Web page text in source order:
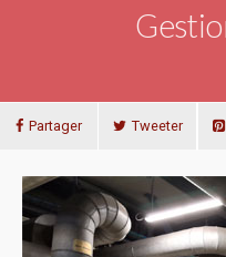
Partager Tweeter